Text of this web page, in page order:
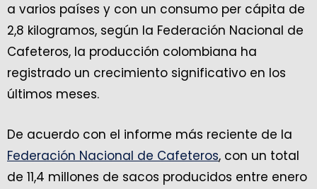
a varios países y con un consumo per cápita de
2,8 kilogramos, según la Federación Nacional de
Cafeteros, la producción colombiana ha
registrado un crecimiento significativo en los
últimos meses.
De acuerdo con el informe más reciente de la
Federación Nacional de Cafeteros, con un total
de 11,4 millones de sacos producidos entre enero